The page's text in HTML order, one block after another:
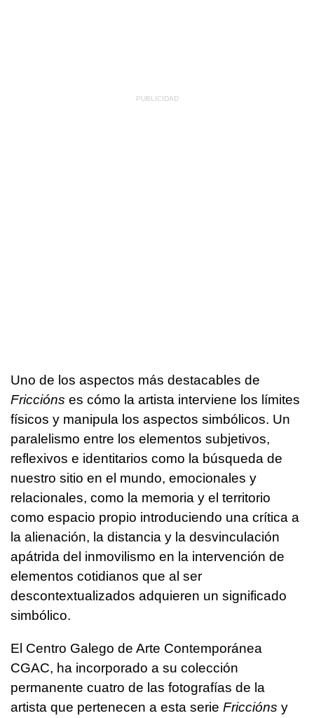
Uno de los aspectos más destacables de
Friccións es cómo la artista interviene los límites
físicos y manipula los aspectos simbólicos. Un
paralelismo entre los elementos subjetivos,
reflexivos e identitarios como la búsqueda de
nuestro sitio en el mundo, emocionales y
relacionales, como la memoria y el territorio
como espacio propio introduciendo una crítica a
la alienación, la distancia y la desvinculación
apátrida del inmovilismo en la intervención de
elementos cotidianos que al ser
descontextualizados adquieren un significado
simbólico.
El Centro Galego de Arte Contemporánea
CGAC, ha incorporado a su colección
permanente cuatro de las fotografías de la
artista que pertenecen a esta serie Friccións y